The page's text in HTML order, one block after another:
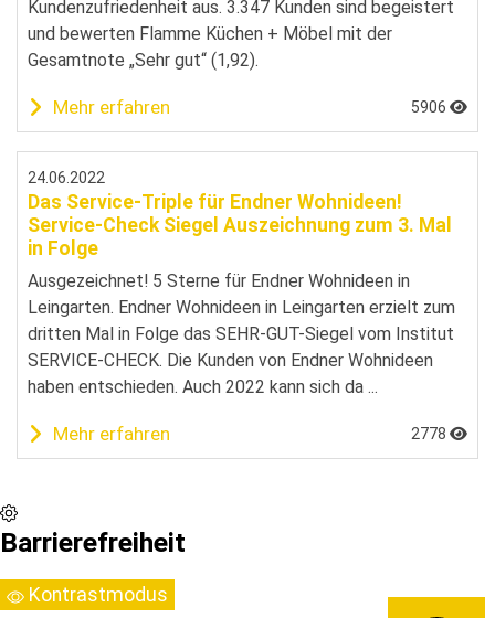
Kundenzufriedenheit aus. 3.347 Kunden sind begeistert
und bewerten Flamme Küchen + Möbel mit der
Gesamtnote „Sehr gut“ (1,92).
Mehr erfahren 5906
24.06.2022
Das Service-Triple für Endner Wohnideen!
Service-Check Siegel Auszeichnung zum 3. Mal
in Folge
Ausgezeichnet! 5 Sterne für Endner Wohnideen in
Leingarten. Endner Wohnideen in Leingarten erzielt zum
dritten Mal in Folge das SEHR-GUT-Siegel vom Institut
SERVICE-CHECK. Die Kunden von Endner Wohnideen
haben entschieden. Auch 2022 kann sich da ...
Mehr erfahren 2778
Barrierefreiheit
Kontrastmodus